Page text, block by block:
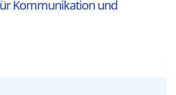
Kommunikation und